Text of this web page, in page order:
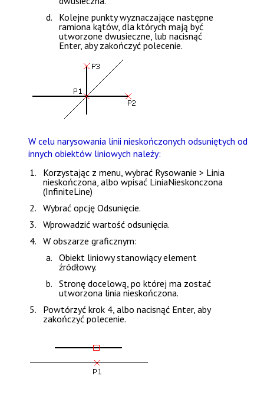
Kolejne punkty wyznaczające następne
ramiona kątów, dla których mają być
utworzone dwusieczne, lub nacisnąć
Enter, aby zakończyć polecenie.
W celu narysowania linii nieskończonych odsuniętych od
innych obiektów liniowych należy:
Korzystając z menu, wybrać Rysowanie > Linia
nieskończona , albo wpisać LiniaNieskonczona
(InfiniteLine)
Wybrać opcjęOdsunięcie.
Wprowadzić wartość odsunięcia.
W obszarze graficznym:
Obiekt liniowy stanowiący element
źródłowy.
Stronę docelową, po której ma zostać
utworzona linia nieskończona.
Powtórzyć krok 4, albo nacisnąć Enter, aby
zakończyć polecenie.